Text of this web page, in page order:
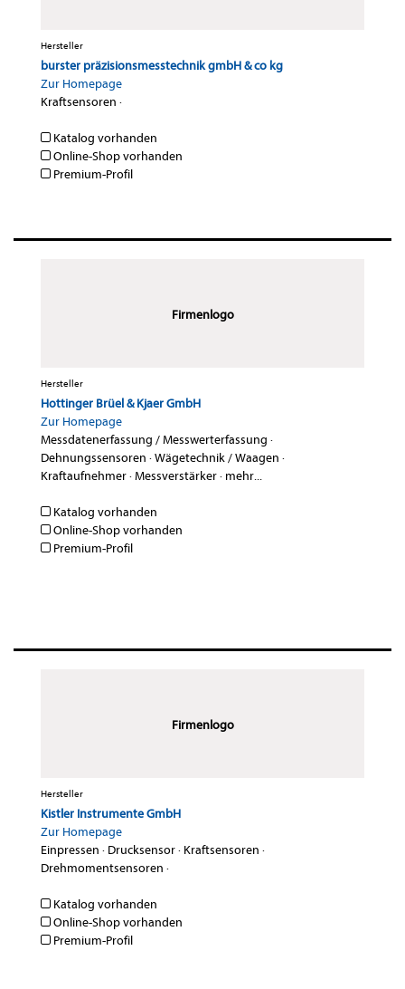
Hersteller
burster präzisionsmesstechnik gmbH & co kg
Zur Homepage
Kraftsensoren ·
Katalog vorhanden
Online-Shop vorhanden
Premium-Profil
Firmenlogo
Hersteller
Hottinger Brüel & Kjaer GmbH
Zur Homepage
Messdatenerfassung / Messwerterfassung ·
Dehnungssensoren ·Wägetechnik / Waagen ·
Kraftaufnehmer·Messverstärker· mehr...
Katalog vorhanden
Online-Shop vorhanden
Premium-Profil
Firmenlogo
Hersteller
Kistler Instrumente GmbH
Zur Homepage
Einpressen · Drucksensor· Kraftsensoren ·
Drehmomentsensoren ·
Katalog vorhanden
Online-Shop vorhanden
Premium-Profil